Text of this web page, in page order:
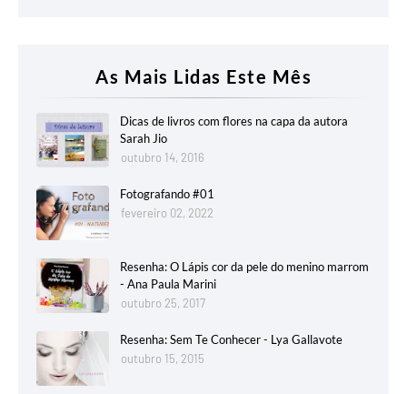
As Mais Lidas Este Mês
Dicas de livros com flores na capa da autora
Sarah Jio
outubro 14, 2016
Fotografando #01
fevereiro 02, 2022
Resenha: O Lápis cor da pele do menino marrom
- Ana Paula Marini
outubro 25, 2017
Resenha: Sem Te Conhecer - Lya Gallavote
outubro 15, 2015